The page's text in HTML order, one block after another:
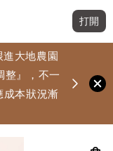
打開
大地農園
整』，不一
成本狀況漸